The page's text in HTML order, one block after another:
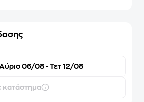
06/08 - Τετ 12/08
κατάστημα